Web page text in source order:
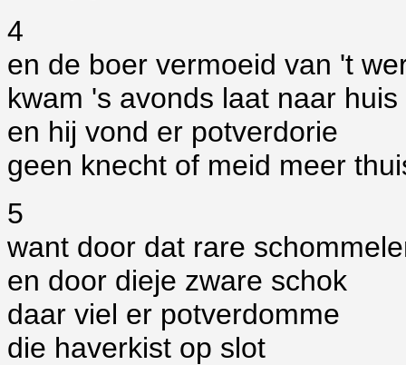
4
en de boer vermoeid van 't
kwam 's avonds laat naar huis
en hij vond er potverdorie
geen knecht of meid meer
5
want door dat rare
en door dieje zware schok
daar viel er potverdomme
die haverkist op slot